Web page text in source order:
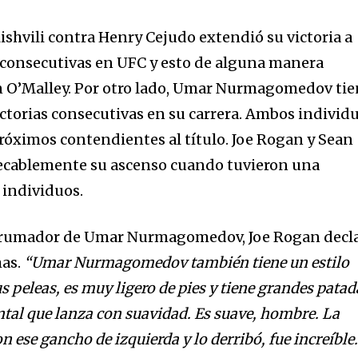
parte de
de correo eletrónico y da
te preocupes, respetamos tu
basura a tu INBOX. Tu información
Acepto la
contra Henry Cejudo extendió su victoria a
en UFC y esto de alguna manera
O’Malley. Por otro lado, Umar Nurmagomedov
consecutivas en su carrera. Ambos
contendientes al título. Joe Rogan y Sean
su ascenso cuando tuvieron una
individuos.
de Umar Nurmagomedov, Joe Rogan
“Umar Nurmagomedov también tiene un estilo
peleas, es muy ligero de pies y tiene grandes
que lanza con suavidad. Es suave, hombre. La
ese gancho de izquierda y lo derribó, fue increíble.